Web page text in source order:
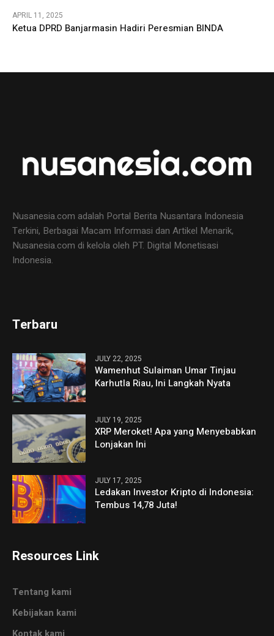
APRIL 11, 2025
Ketua DPRD Banjarmasin Hadiri Peresmian BINDA
Nusanesia.com adalah Portal Berita Nusantara Indonesia
Terkini, Berbagai Macam Informasi dan Artikel Menarik,
Nusanesia.com di kelola oleh PT. Digital Monetisasi
Indonesia.
Terbaru
JULY 22, 2025
Wamenhut Sulaiman Umar Tinjau
Karhutla Riau, Ini Langkah Nyata
JULY 19, 2025
XRP Meroket! Apa yang Menyebabkan
Lonjakan Ini
JULY 17, 2025
Ledakan Investor Kripto di Indonesia:
Tembus 14,78 Juta!
Resources Link
Tentang kami
Kebijakan kami